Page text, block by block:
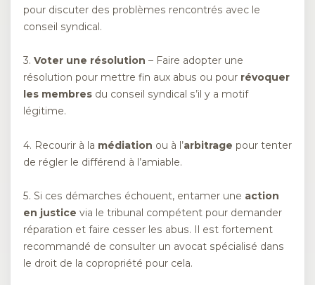
pour discuter des problèmes rencontrés avec le
conseil syndical.
3. Voter une résolution – Faire adopter une
résolution pour mettre fin aux abus ou pour révoquer
les membres du conseil syndical s’il y a motif
légitime.
4. Recourir à la médiation ou à l’arbitrage pour tenter
de régler le différend à l’amiable.
5. Si ces démarches échouent, entamer une action
en justice via le tribunal compétent pour demander
réparation et faire cesser les abus. Il est fortement
recommandé de consulter un avocat spécialisé dans
le droit de la copropriété pour cela.